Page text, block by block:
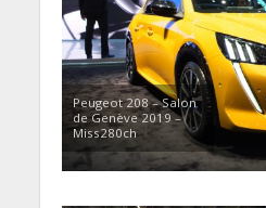
Peugeot 208 – Salon
de Genève 2019 –
Miss280ch